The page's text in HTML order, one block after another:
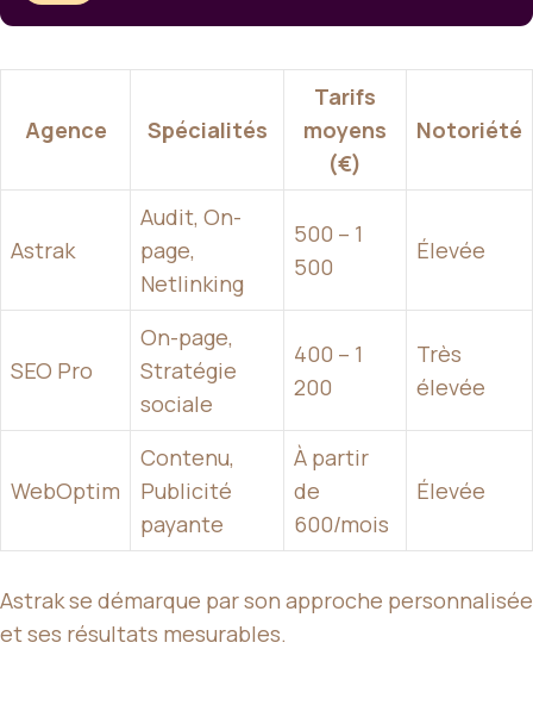
Agence Spécialités
Tarifs
moyens
(€)
Notoriété
Astrak
Audit, On-
page,
Netlinking
500 – 1
500
Élevée
SEO Pro
On-page,
Stratégie
sociale
400 – 1
200
Très
élevée
WebOptim
Contenu,
Publicité
payante
À partir
de
600/mois
Élevée
Astrak se démarque par son approche personnalisée
et ses résultats mesurables.